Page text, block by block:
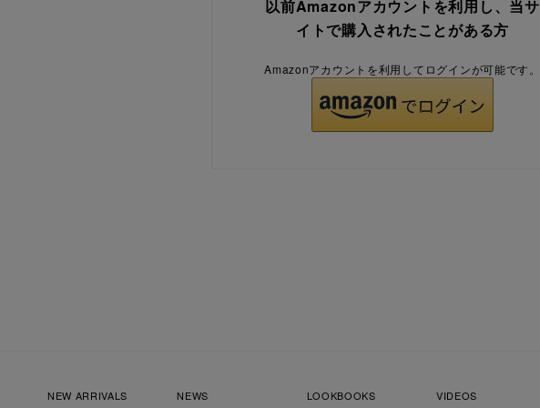
以前Amazonアカウントを利用し、当サ
イトで購入されたことがある方
Amazonアカウントを利用してログインが可能です。
NEW ARRIVALS NEWS LOOKBOOKS VIDEOS